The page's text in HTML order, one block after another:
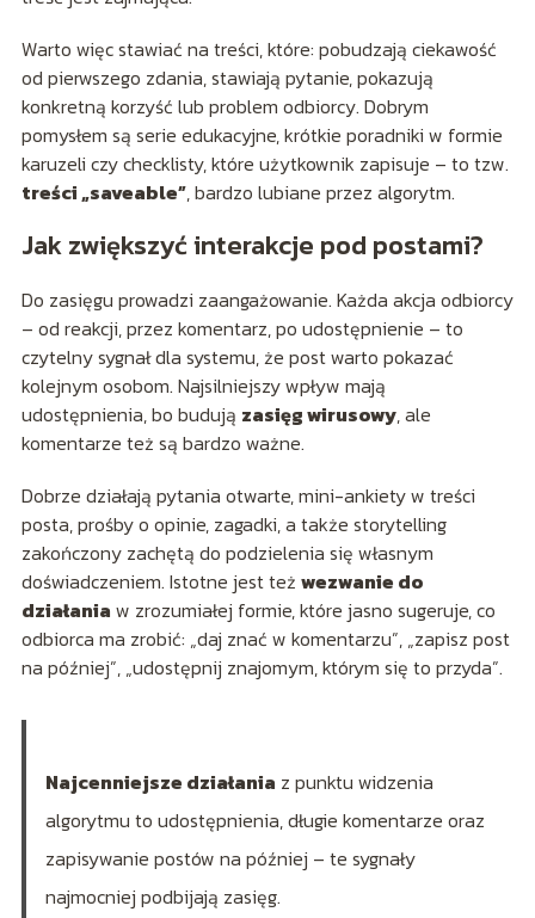
Warto więc stawiać na treści, które: pobudzają ciekawość
od pierwszego zdania, stawiają pytanie, pokazują
konkretną korzyść lub problem odbiorcy. Dobrym
pomysłem są serie edukacyjne, krótkie poradniki w formie
karuzeli czy checklisty, które użytkownik zapisuje – to tzw.
treści „saveable”, bardzo lubiane przez algorytm.
Jak zwiększyć interakcje pod postami?
Do zasięgu prowadzi zaangażowanie. Każda akcja odbiorcy
– od reakcji, przez komentarz, po udostępnienie – to
czytelny sygnał dla systemu, że post warto pokazać
kolejnym osobom. Najsilniejszy wpływ mają
udostępnienia, bo budują zasięg wirusowy, ale
komentarze też są bardzo ważne.
Dobrze działają pytania otwarte, mini-ankiety w treści
posta, prośby o opinie, zagadki, a także storytelling
zakończony zachętą do podzielenia się własnym
doświadczeniem. Istotne jest też wezwanie do
działania w zrozumiałej formie, które jasno sugeruje, co
odbiorca ma zrobić: „daj znać w komentarzu”, „zapisz post
na później”, „udostępnij znajomym, którym się to przyda”.
Najcenniejsze działania z punktu widzenia
algorytmu to udostępnienia, długie komentarze oraz
zapisywanie postów na później – te sygnały
najmocniej podbijają zasięg.